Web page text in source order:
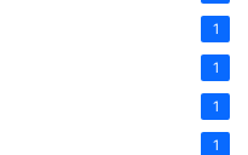
1
1
1
1